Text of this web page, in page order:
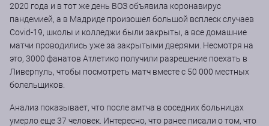
2020 года и в тот же день ВОЗ объявила коронавирус
пандемией, а в Мадриде произошел большой всплеск случаев
Covid-19, школы и колледжи были закрыты, а все домашние
матчи проводились уже за закрытыми дверями. Несмотря на
это, 3000 фанатов Атлетико получили разрешение поехать в
Ливерпуль, чтобы посмотреть матч вместе с 50 000 местных
болельщиков.
Анализ показывает, что после амтча в соседних больницах
умерло еще 37 человек. Интересно, что ранее писали о том, что